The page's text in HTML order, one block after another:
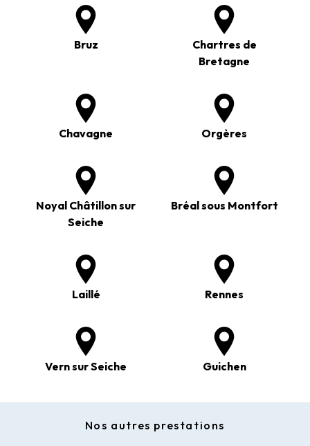
Bruz
Chartres de
Bretagne
Chavagne Orgères
Noyal Châtillon sur
Seiche
Bréal sous Montfort
Laillé Rennes
Vern sur Seiche Guichen
Nos autres prestations